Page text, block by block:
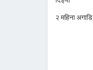
२ महिना अगाडि